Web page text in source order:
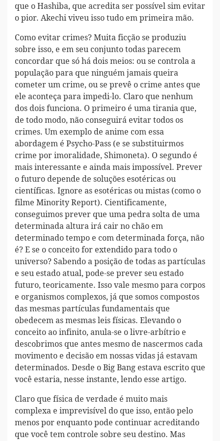
que o Hashiba, que acredita ser possível sim evitar
o pior. Akechi viveu isso tudo em primeira mão.
Como evitar crimes? Muita ficção se produziu
sobre isso, e em seu conjunto todas parecem
concordar que só há dois meios: ou se controla a
população para que ninguém jamais queira
cometer um crime, ou se prevê o crime antes que
ele aconteça para impedi-lo. Claro que nenhum
dos dois funciona. O primeiro é uma tirania que,
de todo modo, não conseguirá evitar todos os
crimes. Um exemplo de anime com essa
abordagem é Psycho-Pass (e se substituirmos
crime por imoralidade, Shimoneta). O segundo é
mais interessante e ainda mais impossível. Prever
o futuro depende de soluções esotéricas ou
científicas. Ignore as esotéricas ou mistas (como o
filme Minority Report). Cientificamente,
conseguimos prever que uma pedra solta de uma
determinada altura irá cair no chão em
determinado tempo e com determinada força, não
é? E se o conceito for extendido para todo o
universo? Sabendo a posição de todas as partículas
e seu estado atual, pode-se prever seu estado
futuro, teoricamente. Isso vale mesmo para corpos
e organismos complexos, já que somos compostos
das mesmas partículas fundamentais que
obedecem as mesmas leis físicas. Elevando o
conceito ao infinito, anula-se o livre-arbítrio e
descobrimos que antes mesmo de nascermos cada
movimento e decisão em nossas vidas já estavam
determinados. Desde o Big Bang estava escrito que
você estaria, nesse instante, lendo esse artigo.
Claro que física de verdade é muito mais
complexa e imprevisível do que isso, então pelo
menos por enquanto pode continuar acreditando
que você tem controle sobre seu destino. Mas